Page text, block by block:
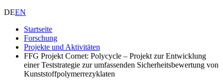
DEEN
Startseite
Forschung
Projekte und Aktivitäten
FFG Projekt Cornet: Polycycle – Projekt zur Entwicklung
einer Teststrategie zur umfassenden Sicherheitsbewertung von
Kunststoffpolymerrezyklaten